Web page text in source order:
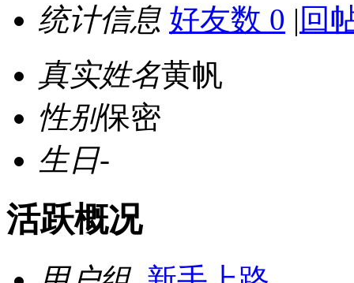
统计信息 好友数 0 | 回
真实姓名黄帆
性别保密
生日-
活跃概况